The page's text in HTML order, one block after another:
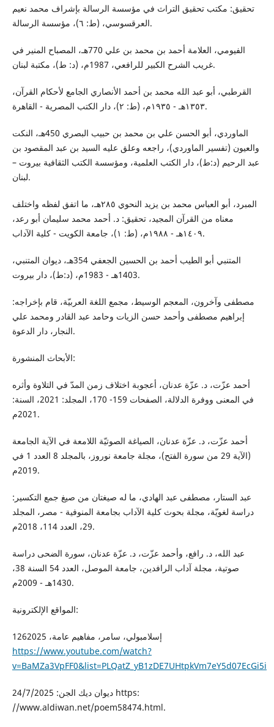
تحقيق: مكتب تحقيق التراث في مؤسسة الرسالة بإشراف محمد نعيم
العرقسوسي، (ط: ٦)، مؤسسة الرسالة.
الفيومي، العلامة أحمد بن محمد بن علي 770هـ، المصباح المنير في
غريب الشرح الكبير للرافعي، 1987م، (د: ط)، مكتبة لبنان.
القرطبي، أبو عبد الله محمد بن أحمد الأنصاري الجامع لأحكام القرآن،
١٣٥٣هـ - ١٩٣٥م، (ط: ٢)، دار الكتب المصرية - القاهرة.
الماوردي، أبو الحسن علي بن محمد بن حبيب البصري 450هـ، النكت
والعيون (تفسير الماوردي)، راجعه وعلق عليه السيد بن عبد المقصود بن
عبد الرحيم (د:ط)، دار الكتب العلمية، ومؤسسة الكتب الثقافية بيروت –
لبنان.
المبرد، أبو العباس محمد بن يزيد النحوي ٢٨٥هـ، ما اتفق لفظه واختلف
معناه من القرآن المجيد، تحقيق: د. أحمد محمد سليمان أبو رعد،
١٤٠٩هـ - ١٩٨٨م، (ط: ١)، جامعة الكويت - كلية الآداب.
المتنبي أبو الطيب أحمد بن الحسين الجعفي 354هـ، ديوان المتنبي،
1403هـ - 1983م، (د:ط)، دار بيروت.
مصطفى وآخرون، المعجم الوسيط، مجمع اللغة العربيّة، قام بإخراجه:
إبراهيم مصطفى وأحمد حسن الزيات وحامد عبد القادر ومحمد علي
النجار، دار الدعوة.
الأبحاث المنشورة:
أحمد عزّت، د. عزّة عدنان، أعجوبة اختلاف زمن المدّ في التلاوة وأثره
في المعنى ووفرة الدلالة، الصفحات 159- 170، المجلد: 2021، السنة:
2021م.
أحمد عزّت، د. عزّة عدنان، الصياغة الصوتيّة اللامعة في الآية الجامعة
(الآية 29 من سورة الفتح)، مجلة جامعة نوروز، بالمجلد 8 العدد 1 في
2019م.
عبد الستار، مصطفى عبد الهادي، ما له صيغتان من صيغ جمع التكسير:
دراسة لغويّة، مجلة بحوث كلية الآداب بجامعة المنوفية - مصر، المجلد
29، العدد 114، 2018م.
عبد الله، د. رافع، وأحمد عزّت، د. عزّة عدنان، سورة الضحى دراسة
صوتية، مجلة آداب الرافدين، جامعة الموصل، العدد 54 السنة 38،
1430هـ - 2009م.
المواقع الإلكترونية:
إسلامبولي، سامر، مفاهيم عامة، 1262025
https://www.youtube.com/watch?
v=BaMZa3VpFF0&list=PLQatZ_yB1zDE7UHtpkVm7eY5d07EcGi5i
ديوان ديك الجن: 24/7/2025 https:
//www.aldiwan.net/poem58474.html.